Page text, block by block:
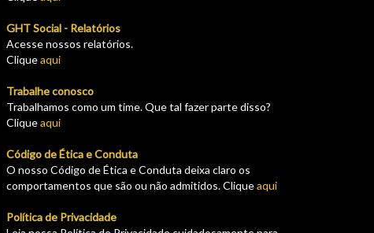
GHT Social - Relatórios
Acesse nossos relatórios.
Cliqueaqui
Trabalhe conosco
Trabalhamos como um time. Que tal fazer parte disso?
Cliqueaqui
Código de Ética e Conduta
O nosso Código de Ética e Conduta deixa claro os
comportamentos que são ou não admitidos. Cliqueaqui
Política de Privacidade